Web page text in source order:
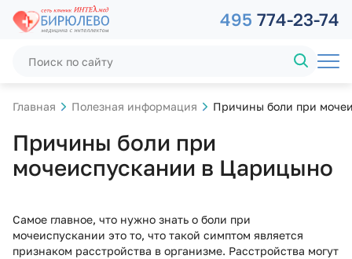
495 774-23-74
Главная Полезная информация Причины боли при
Причины боли при
мочеиспускании в Царицыно
Самое главное, что нужно знать о боли при
мочеиспускании это то, что такой симптом является
признаком расстройства в организме. Расстройства могут